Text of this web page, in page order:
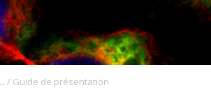
Biochimie / Guide de présentation